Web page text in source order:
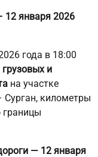
12 января 2026
года в 18:00
и
на участке
Сурган, километры
границы
— 12 января